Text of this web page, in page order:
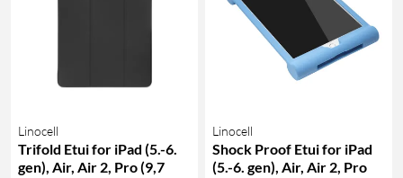
Linocell
Trifold Etui for iPad (5.-6.
gen), Air, Air 2, Pro (9,7
Linocell
Shock Proof Etui for iPad
(5.-6. gen), Air, Air 2, Pro